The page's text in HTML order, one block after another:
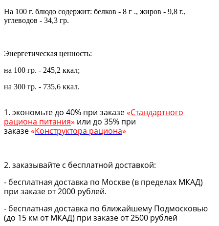
На 100 г. блюдо содержит: белков - 8 г ., жиров - 9,8 г.,
углеводов - 34,3 гр.
Энергетическая ценность:
на 100 гр. - 245,2 ккал;
на 300 гр. - 735,6 ккал.
1. экономьте до 40% при заказе«Стандартного
рациона питания» или до 35% при
заказе«Конструктора рациона»
2. заказывайте с бесплатной доставкой:
- бесплатная доставка по Москве (в пределах МКАД)
при заказе от 2000 рублей.
- бесплатная доставка по ближайшему Подмосковью
(до 15 км от МКАД) при заказе от 2500 рублей